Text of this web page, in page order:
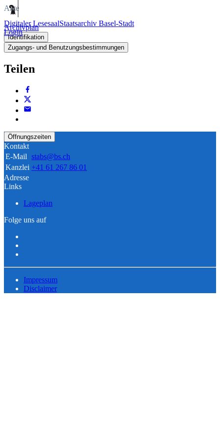
Digitaler LesesaalStaatsarchiv Basel-Stadt
Login
Akte
Archivplan
Identifikation
Zugangs- und Benutzungsbestimmungen
Teilen
Öffnungszeiten
Kontakt
E-Mail stabs@bs.ch
Kanzlei +41 61 267 86 01
Adresse
Links
Lageplan
Folge uns auf
Impressum
Disclaimer